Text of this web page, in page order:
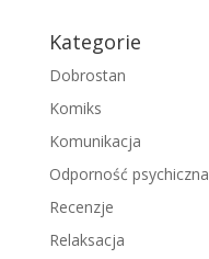
Kategorie
Dobrostan
Komiks
Komunikacja
Odporność psychiczna
Recenzje
Relaksacja